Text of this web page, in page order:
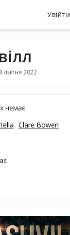
Увійти
липня 2022
немає
Clare Bowen